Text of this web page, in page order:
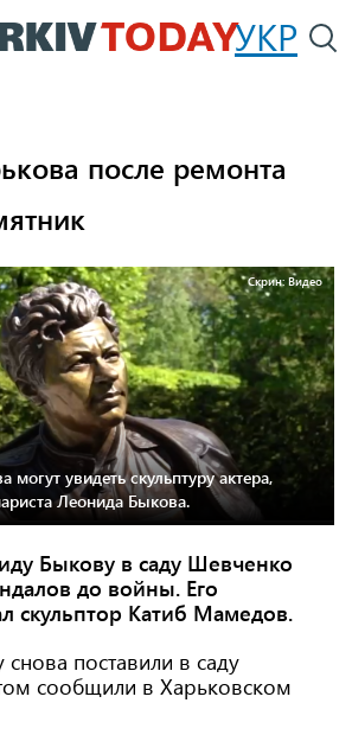
Перейти
к
УКР
после ремонта
Скрин: Видео
могут увидеть скульптуру актера,
Леонида Быкова.
Быкову в саду Шевченко
до войны. Его
скульптор Катиб Мамедов.
снова поставили в саду
сообщили в Харьковском